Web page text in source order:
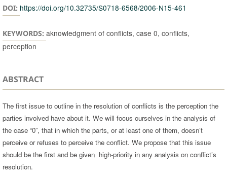
DOI: https://doi.org/10.32735/S0718-6568/2006-N15-461
KEYWORDS: aknowledgment of conflicts, case 0, conflicts,
perception
ABSTRACT
The first issue to outline in the resolution of conflicts is the perception the
parties involved have about it. We will focus ourselves in the analysis of
the case “0”, that in which the parts, or at least one of them, doesn’t
perceive or refuses to perceive the conflict. We propose that this issue
should be the first and be given high-priority in any analysis on conflict’s
resolution.